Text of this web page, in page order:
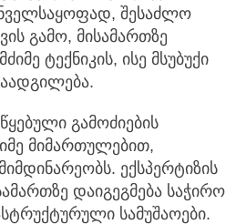
შესაძლო
გამო, მისამართზე
ტექნიკის, ისე მსუბუქი
გამოძიების
მიმართულებით,
ექსპერტიზის
დაიგეგმება საჭირო
სამუშაოები.